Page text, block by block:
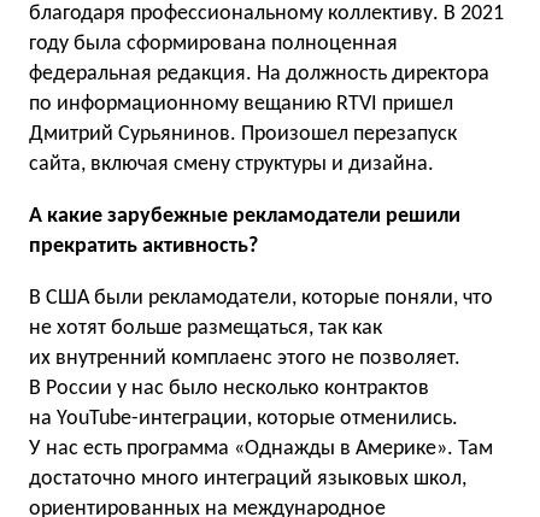
благодаря профессиональному коллективу. В 2021
году была сформирована полноценная
федеральная редакция. На должность директора
по информационному вещанию RTVI пришел
Дмитрий Сурьянинов. Произошел перезапуск
сайта, включая смену структуры и дизайна.
А какие зарубежные рекламодатели решили
прекратить активность?
В США были рекламодатели, которые поняли, что
не хотят больше размещаться, так как
их внутренний комплаенс этого не позволяет.
В России у нас было несколько контрактов
на YouTube-интеграции, которые отменились.
У нас есть программа «Однажды в Америке». Там
достаточно много интеграций языковых школ,
ориентированных на международное